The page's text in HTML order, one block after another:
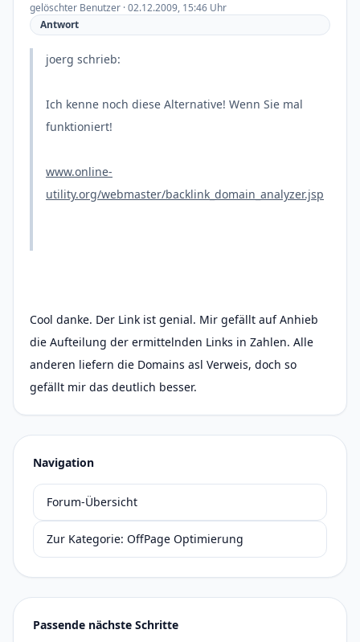
gelöschter Benutzer · 02.12.2009, 15:46 Uhr
Antwort
joerg schrieb:
Ich kenne noch diese Alternative! Wenn Sie mal
funktioniert!
www.online-
utility.org/webmaster/backlink_domain_analyzer.jsp
Cool danke. Der Link ist genial. Mir gefällt auf Anhieb
die Aufteilung der ermittelnden Links in Zahlen. Alle
anderen liefern die Domains asl Verweis, doch so
gefällt mir das deutlich besser.
Navigation
Forum-Übersicht
Zur Kategorie: OffPage Optimierung
Passende nächste Schritte